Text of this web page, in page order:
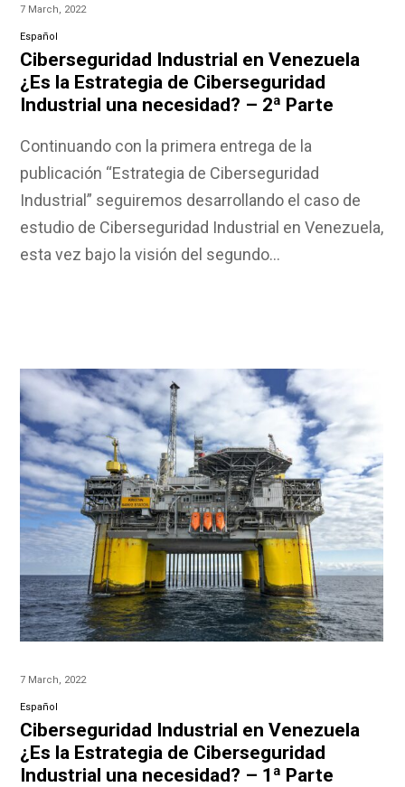
7 March, 2022
Español
Ciberseguridad Industrial en Venezuela
¿Es la Estrategia de Ciberseguridad
Industrial una necesidad? – 2ª Parte
Continuando con la primera entrega de la
publicación “Estrategia de Ciberseguridad
Industrial” seguiremos desarrollando el caso de
estudio de Ciberseguridad Industrial en Venezuela,
esta vez bajo la visión del segundo…
7 March, 2022
Español
Ciberseguridad Industrial en Venezuela
¿Es la Estrategia de Ciberseguridad
Industrial una necesidad? – 1ª Parte